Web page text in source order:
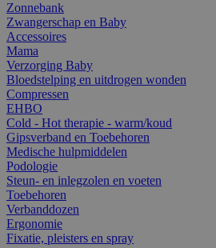
Zonnebank
Zwangerschap en Baby
Accessoires
Mama
Verzorging Baby
Bloedstelping en uitdrogen wonden
Compressen
EHBO
Cold - Hot therapie - warm/koud
Gipsverband en Toebehoren
Medische hulpmiddelen
Podologie
Steun- en inlegzolen en voeten
Toebehoren
Verbanddozen
Ergonomie
Fixatie, pleisters en spray